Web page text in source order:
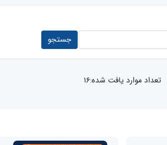
جستجو
تعداد موارد یافت شده:۱۶